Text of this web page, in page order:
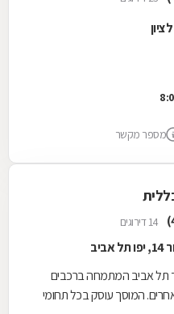
מספר מקשר
14 דירוגים
תל אביב המתמחה ברכבים
המוסך עוסק בכל תחומי